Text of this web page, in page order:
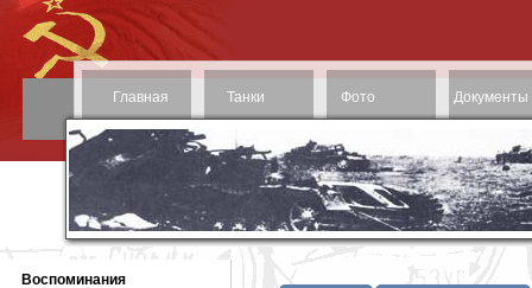
Главная Танки Фото Документы
Воспоминания